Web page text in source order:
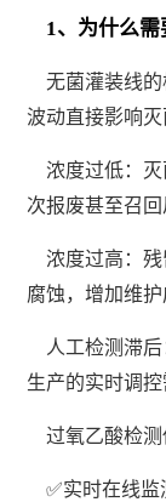
1、为什么需
无菌灌装线的
波动直接影响灭
浓度过低：灭
次报废甚至召回
浓度过高：残
腐蚀，增加维护
人工检测滞后
生产的实时调控
过氧乙酸检测
✅实时在线监